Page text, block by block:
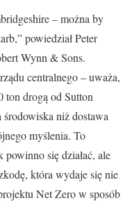
– można by
powiedział Peter
Wynn & Sons.
centralnego – uważa,
ton drogą od Sutton
niż dostawa
myślenia. To
się działać, ale
która wydaje się nie
Net Zero w sposób